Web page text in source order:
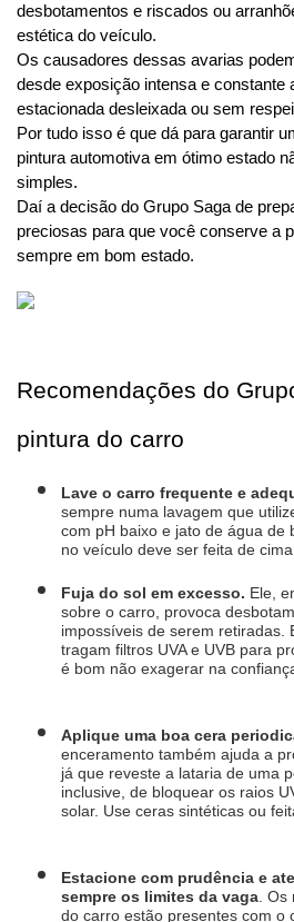
desbotamentos e riscados ou
estética do veículo.
Os causadores dessas avarias
desde exposição intensa e constante
estacionada desleixada ou sem
Por tudo isso é que dá para garantir
pintura automotiva em ótimo estado
simples.
Daí a decisão do Grupo Saga de
preciosas para que você conserve a
sempre em bom estado.
Recomendações do
pintura do carro
Lave o carro frequente e
sempre numa lavagem que
com pH baixo e jato de água de
no veículo deve ser feita de
Fuja do sol em excesso. Ele,
sobre o carro, provoca
impossíveis de serem retiradas.
tragam filtros UVA e UVB para
é bom não exagerar na
Aplique uma boa cera
enceramento também ajuda a
já que reveste a lataria de uma
inclusive, de bloquear os raios
solar. Use ceras sintéticas ou
Estacione com prudência e
sempre os limites da vaga .
do carro estão presentes com o